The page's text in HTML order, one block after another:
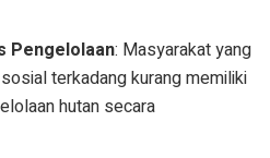
Pengelolaan: Masyarakat yang
terkadang kurang memiliki
hutan secara